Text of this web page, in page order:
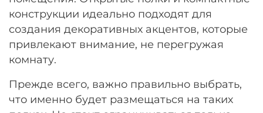
конструкции идеально подходят для
создания декоративных акцентов, которые
привлекают внимание, не перегружая
комнату.
Прежде всего, важно правильно выбрать,
что именно будет размещаться на таких